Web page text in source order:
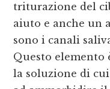
triturazione del
aiuto e anche un
sono i canali
Questo elemento
la soluzione di